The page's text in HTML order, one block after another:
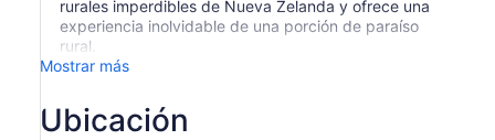
rurales imperdibles de Nueva Zelanda y ofrece una
experiencia inolvidable de una porción de paraíso
rural.
Mostrar más
Ubicación